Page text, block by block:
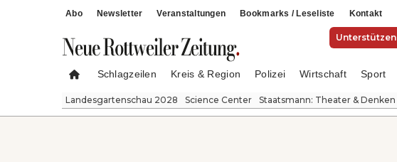
Abo Newsletter Veranstaltungen Bookmarks / Leseliste Kontakt
Unterstützen
Schlagzeilen Kreis & Region Polizei Wirtschaft Sport
Landesgartenschau 2028 Science Center Staatsmann: Theater & Denken